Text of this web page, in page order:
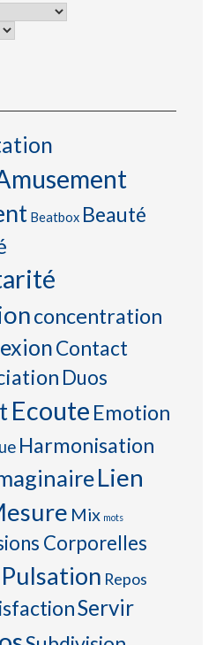
Beatbox Beauté
concentration
Contact
Duos
Ecoute Emotion
Harmonisation
Lien
Mix mots
Corporelles
Pulsation Repos
Servir